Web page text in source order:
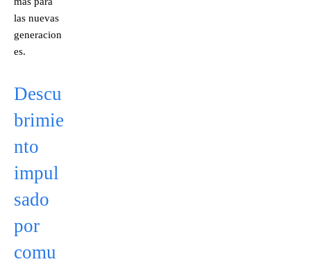
las nuevas
generacion
es.
Descu
brimie
nto
impul
sado
por
comu